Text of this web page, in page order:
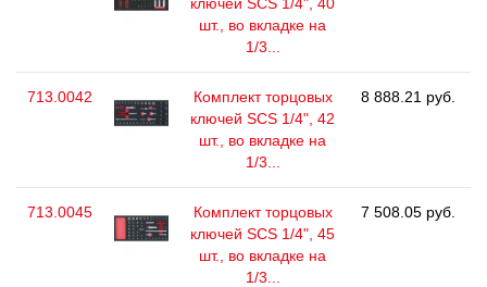
шт., во вкладке на
1/3...
713.0042
Комплект торцовых
ключей SCS 1/4", 42
шт., во вкладке на
1/3...
8 888.21 руб.
713.0045
Комплект торцовых
ключей SCS 1/4", 45
шт., во вкладке на
1/3...
7 508.05 руб.